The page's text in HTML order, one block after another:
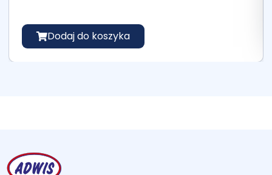
Dodaj do koszyka